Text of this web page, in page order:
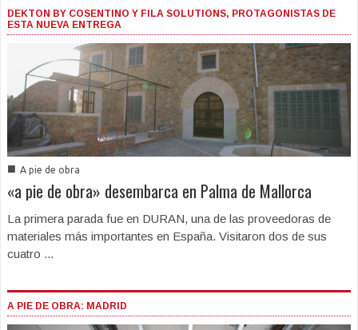
DEKTON BY COSENTINO Y FILA SOLUTIONS, PROTAGONISTAS DE
ESTA NUEVA ENTREGA
■ A pie de obra
«a pie de obra» desembarca en Palma de Mallorca
La primera parada fue en DURAN, una de las proveedoras de
materiales más importantes en España. Visitaron dos de sus
cuatro ...
A PIE DE OBRA: MADRID